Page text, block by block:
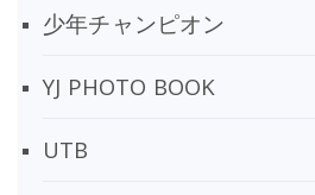
少年チャンピオン
YJ PHOTO BOOK
UTB